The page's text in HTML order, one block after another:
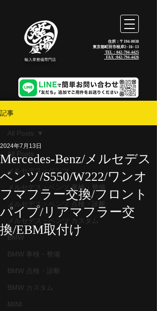
輸入車整備専門店
住所：〒194-0038
東京都町田市根岸2−16−13
TEL：042-794-4425
_FAX :042-794-4426
記事
All Posts
メルセデス・ベンツ
メルセデス・ベンツ 車検・整備
メルセデス・ベンツ 点検・診断
メルセデス・ベンツ カスタム
BMW
BMW 車検・整備
BMW 点検・診断
BMW カスタム
MINI
All Posts
Mercedes-Benz/メルセデス
ベンツ/S550/W222/ワンオ
フマフラー交換/フロント
パイプ/リアマフラー交
換/EBM取付け
2024年7月13日